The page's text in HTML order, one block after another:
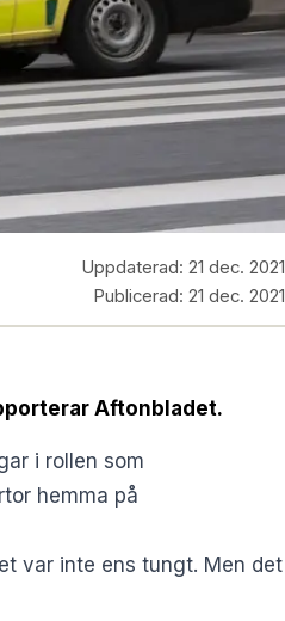
Uppdaterad: 21 dec. 2021
Publicerad: 21 dec. 2021
Aftonbladet.
i rollen som
hemma på
var inte ens tungt. Men det